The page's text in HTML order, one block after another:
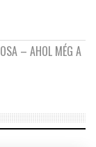
– AHOL MÉG A